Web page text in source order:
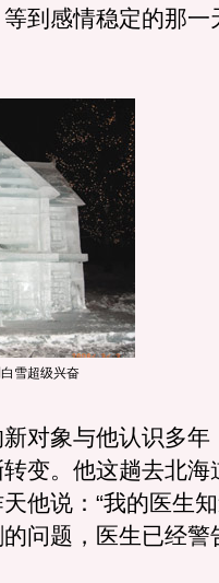
到感情稳定的那一
雪超级兴奋
象与他认识多年
变。他这趟去北海
他说：“我的医生
问题，医生已经警